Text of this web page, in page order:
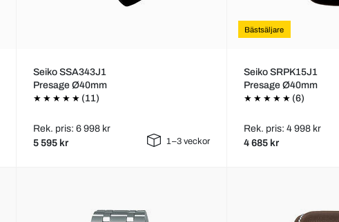
Seiko SSA343J1
Presage Ø40mm
(11)
Rek. pris: 6 998 kr
5 595 kr 1–3 veckor
Bästsäljare
Seiko SRPK15J1
Presage Ø40mm
(6)
Rek. pris: 4 998 kr
4 685 kr